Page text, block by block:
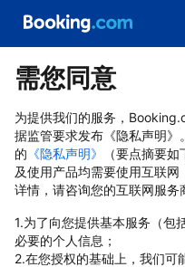
需您同意
为提供我们的服务，
据监管要求发布《隐私声明
的 《隐私声明》 （要点摘要如
及使用产品均需要使用互联
详情，请咨询您的互联网服务
1.为了向您提供基本服务（包
必要的个人信息；
2.在您授权的基础上，我们可